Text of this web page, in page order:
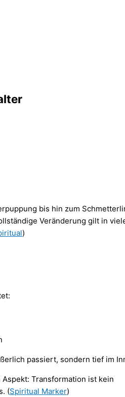
bis hin zum
Veränderung gilt in
)
passiert, sondern tief im
Transformation ist kein
(Spiritual Marker)